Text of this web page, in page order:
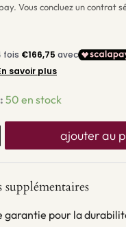
Vous concluez un contrat
50 en stock
ajouter au
garantie pour la